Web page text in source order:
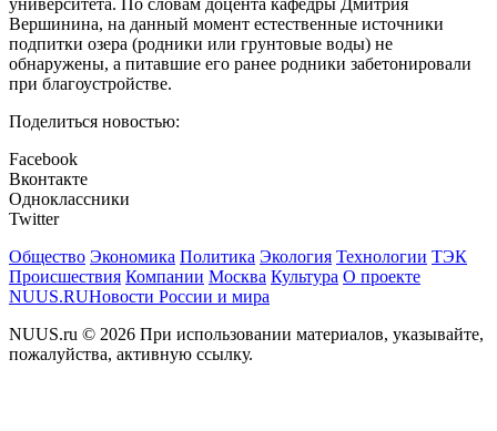
университета. По словам доцента кафедры Дмитрия
Вершинина, на данный момент естественные источники
подпитки озера (родники или грунтовые воды) не
обнаружены, а питавшие его ранее родники забетонировали
при благоустройстве.
Поделиться новостью:
Facebook
Вконтакте
Одноклассники
Twitter
Общество Экономика Политика Экология Технологии ТЭК
Происшествия Компании Москва Культура О проекте
NUUS.RUНовости России и мира
NUUS.ru © 2026 При использовании материалов, указывайте,
пожалуйства, активную ссылку.